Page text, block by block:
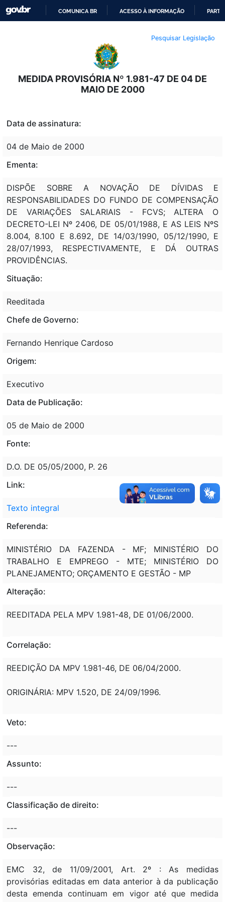
O
CONTEÚDO
COMUNICA BR ACESSO À INFORMAÇÃO
Pesquisar Legislação
MEDIDA PROVISÓRIA Nº 1.981-47 DE 04 DE
MAIO DE 2000
Data de assinatura:
04 de Maio de 2000
Ementa:
DISPÕE SOBRE A NOVAÇÃO DE DÍVIDAS E
RESPONSABILIDADES DO FUNDO DE COMPENSAÇÃO
DE VARIAÇÕES SALARIAIS - FCVS; ALTERA O
DECRETO-LEI Nº 2406, DE 05/01/1988, E AS LEIS NºS
8.004, 8.100 E 8.692, DE 14/03/1990, 05/12/1990, E
28/07/1993, RESPECTIVAMENTE, E DÁ OUTRAS
PROVIDÊNCIAS.
Situação:
Reeditada
Chefe de Governo:
Fernando Henrique Cardoso
Origem:
Executivo
Data de Publicação:
05 de Maio de 2000
Fonte:
D.O. DE 05/05/2000, P. 26
Link:
Texto integral
Referenda:
MINISTÉRIO DA FAZENDA - MF; MINISTÉRIO DO
TRABALHO E EMPREGO - MTE; MINISTÉRIO DO
PLANEJAMENTO; ORÇAMENTO E GESTÃO - MP
Alteração:
REEDITADA PELA MPV 1.981-48, DE 01/06/2000.
Correlação:
REEDIÇÃO DA MPV 1.981-46, DE 06/04/2000.
ORIGINÁRIA: MPV 1.520, DE 24/09/1996.
Veto:
---
Assunto:
---
Classificação de direito:
---
Observação:
EMC 32, de 11/09/2001, Art. 2º : As medidas
provisórias editadas em data anterior à da publicação
desta emenda continuam em vigor até que medida